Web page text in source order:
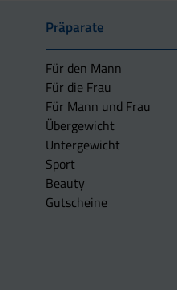
Präparate
Für den Mann
Für die Frau
Für Mann und Frau
Übergewicht
Untergewicht
Sport
Beauty
Gutscheine